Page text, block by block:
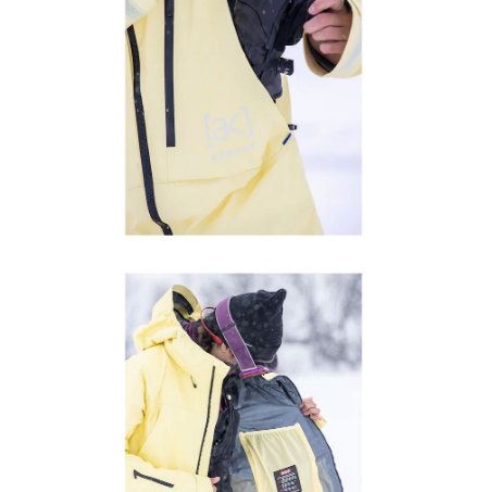
이코 라이프 하